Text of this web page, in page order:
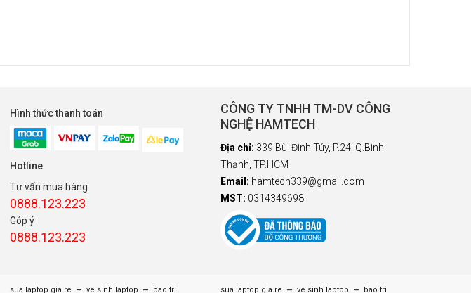
Hình thức thanh toán
Hotline
Tư vấn mua hàng
0888.123.223
Góp ý
0888.123.223
CÔNG TY TNHH TM-DV CÔNG
NGHỆ HAMTECH
Địa chỉ: 339 Bùi Đình Túy, P.24, Q.Bình
Thạnh, TP.HCM
Email: hamtech339@gmail.com
MST: 0314349698
sua laptop gia re – ve sinh laptop – bao tri sua laptop gia re – ve sinh laptop – bao tri